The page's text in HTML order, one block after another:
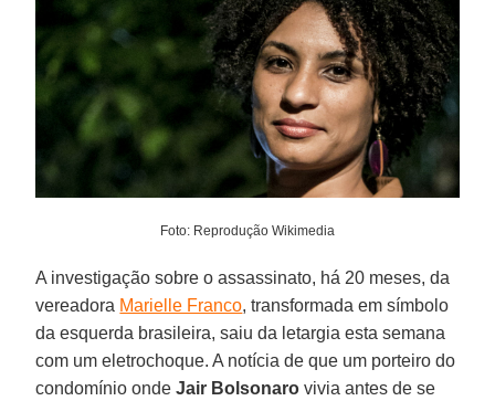
Foto: Reprodução Wikimedia
A investigação sobre o assassinato, há 20 meses, da
vereadora Marielle Franco, transformada em símbolo
da esquerda brasileira, saiu da letargia esta semana
com um eletrochoque. A notícia de que um porteiro do
condomínio ondeJair Bolsonaro vivia antes de se